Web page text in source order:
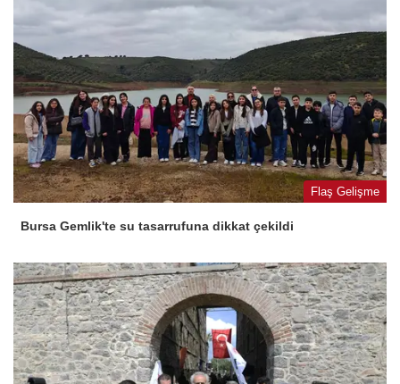
Flaş Gelişme
Bursa Gemlik'te su tasarrufuna dikkat çekildi